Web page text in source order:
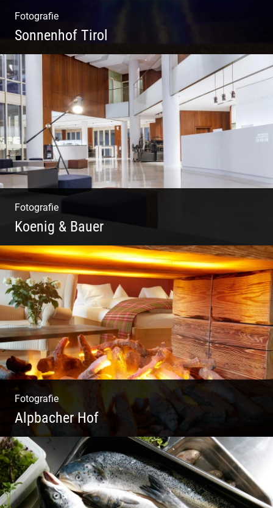
Fotografie
Sonnenhof Tirol
Freundliches Team | Moderne Zimmer |
Luxuriöser Spa | Coole Köche
Fotografie
Koenig & Bauer
Moderne Architektur | Offen & Futuristisch |
Foyer Gestaltung | Weite Räume
Fotografie
Alpbacher Hof
Liebevolles Design | Moderne Zimmer |
Luxuriöser Spa | Alpiner Stil